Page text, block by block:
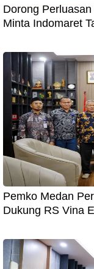
Dorong
Minta Indomaret
Pemko Medan
Dukung RS Vina